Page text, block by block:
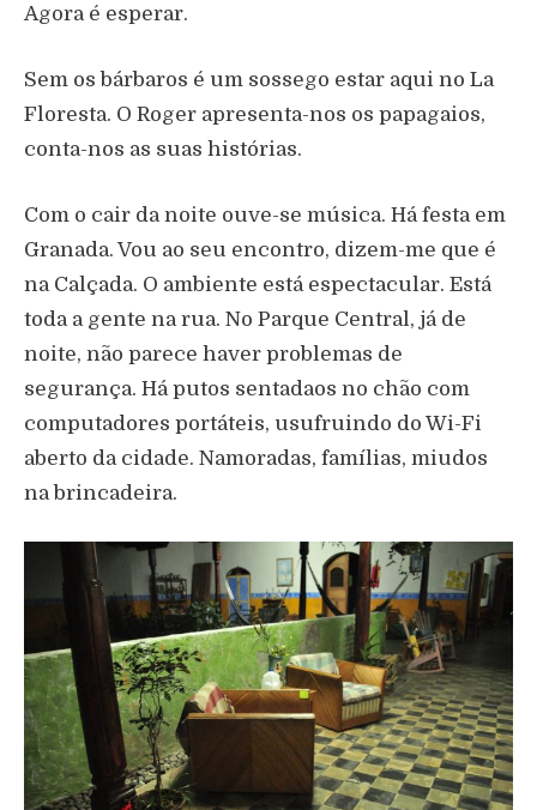
Agora é esperar.
Sem os bárbaros é um sossego estar aqui no La
Floresta. O Roger apresenta-nos os papagaios,
conta-nos as suas histórias.
Com o cair da noite ouve-se música. Há festa em
Granada. Vou ao seu encontro, dizem-me que é
na Calçada. O ambiente está espectacular. Está
toda a gente na rua. No Parque Central, já de
noite, não parece haver problemas de
segurança. Há putos sentadaos no chão com
computadores portáteis, usufruindo do Wi-Fi
aberto da cidade. Namoradas, famílias, miudos
na brincadeira.